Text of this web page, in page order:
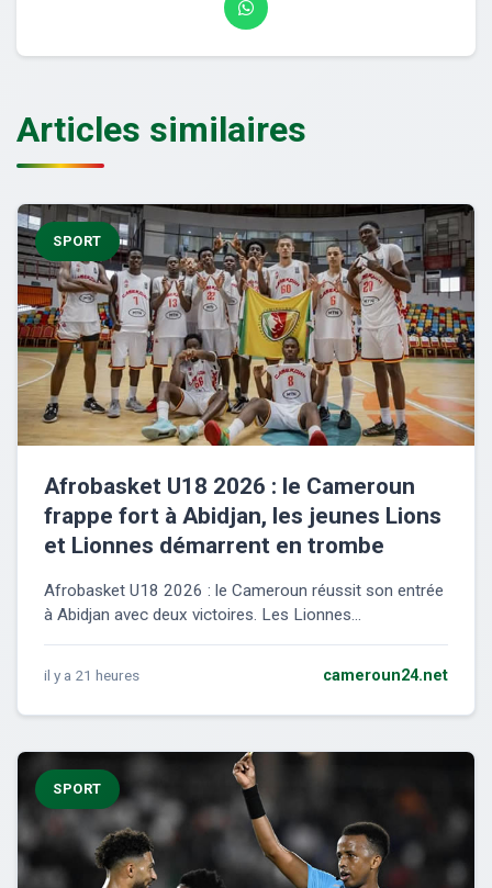
Articles similaires
SPORT
Afrobasket U18 2026 : le Cameroun
frappe fort à Abidjan, les jeunes Lions
et Lionnes démarrent en trombe
Afrobasket U18 2026 : le Cameroun réussit son entrée
à Abidjan avec deux victoires. Les Lionnes...
il y a 21 heures cameroun24.net
SPORT